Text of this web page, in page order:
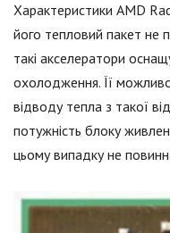
Характеристики AMD
його тепловий пакет не
такі акселератори
охолодження. Її
відводу тепла з такої
потужність блоку
цьому випадку не